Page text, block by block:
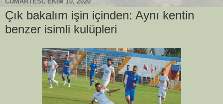
Çık bakalım işin içinden: Aynı kentin
benzer isimli kulüpleri